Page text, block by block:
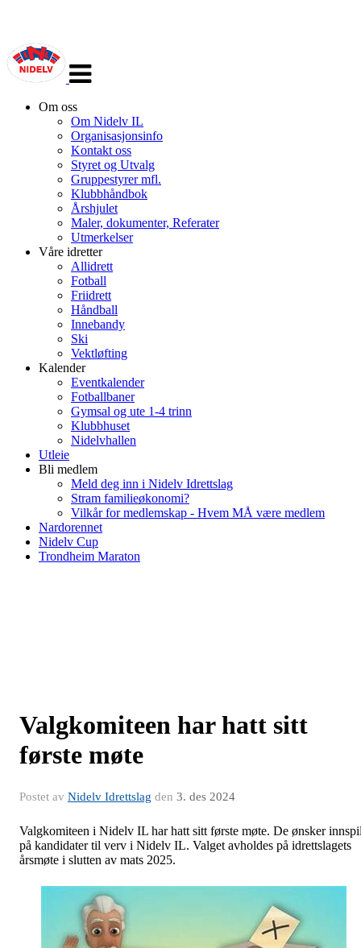
navigasjon
Om oss
Om Nidelv IL
Organisasjonsinfo
Kontakt oss
Styret og Utvalg
Gruppestyrer mfl.
Klubbhåndbok
Årshjulet
Maler, dokumenter, Referater
Utmerkelser
Våre idretter
Allidrett
Fotball
Friidrett
Håndball
Innebandy
Ski
Vektløfting
Kalender
Eventkalender
Fotballbaner
Gymsal og ute 1-4 trinn
Klubbhuset
Nidelvhallen
Utleie
Bli medlem
Meld deg inn i Nidelv Idrettslag
Stram familieøkonomi?
Vilkår for medlemskap - Hvem MÅ være medlem
Nardorennet
Nidelv Cup
Trondheim Maraton
Valgkomiteen har hatt sitt
første møte
Postet av Nidelv Idrettslag den 3. des 2024
Valgkomiteen i Nidelv IL har hatt sitt første møte. De ønsker
på kandidater til verv i Nidelv IL. Valget avholdes på idrettslagets
årsmøte i slutten av mats 2025.